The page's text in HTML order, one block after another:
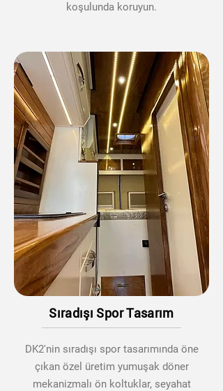
koşulunda koruyun.
Sıradışı Spor Tasarım
DK2'nin sıradışı spor tasarımında öne
çıkan özel üretim yumuşak döner
mekanizmalı ön koltuklar, seyahat